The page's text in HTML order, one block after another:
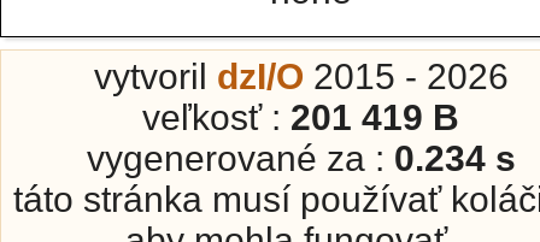
vytvoril dzI/O 2015 - 2026
veľkosť : 201 419 B
vygenerované za : 0.234 s
táto stránka musí používať